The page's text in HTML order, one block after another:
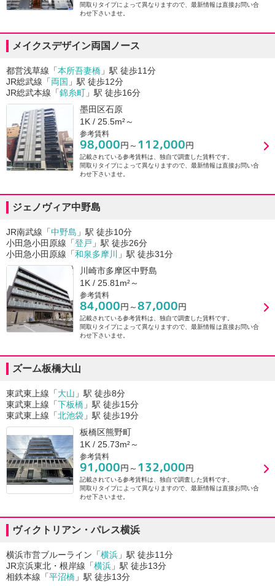
間取りタイプによって異なりますので、最新情報は直接お問い合
わせ下さいませ。
メイクスデザイン両国ノース
都営浅草線「本所吾妻橋 」駅 徒歩11分
JR総武線「両国 」駅 徒歩12分
JR総武本線「錦糸町 」駅 徒歩16分
墨田区石原
1K / 25.5m²～
参考賃料
98,000円～ 112,000円
記載されている参考賃料は、独自で調査した賃料です。
間取りタイプによって異なりますので、最新情報は直接お問い合
わせ下さいませ。
ジェノヴィア中野島
JR南武線「中野島 」駅 徒歩10分
小田急小田原線「登戸 」駅 徒歩26分
小田急小田原線「和泉多摩川
」駅 徒歩31分
川崎市多摩区中野島
1K / 25.81m²～
参考賃料
84,000円～87,000円
記載されている参考賃料は、独自で調査した賃料です。
間取りタイプによって異なりますので、最新情報は直接お問い合
わせ下さいませ。
ズーム板橋大山
東武東上線「大山 」駅 徒歩8分
東武東上線「下板橋 」駅 徒歩15分
東武東上線「北池袋 」駅 徒歩19分
板橋区熊野町
1K / 25.73m²～
参考賃料
91,000円～ 132,000円
記載されている参考賃料は、独自で調査した賃料です。
間取りタイプによって異なりますので、最新情報は直接お問い合
わせ下さいませ。
ヴィクトリアン・パレス横浜
横浜市営ブルーライン「横浜 」駅 徒歩11分
JR京浜東北・根岸線「横浜 」駅 徒歩13分
相鉄本線「平沼橋 」駅 徒歩13分